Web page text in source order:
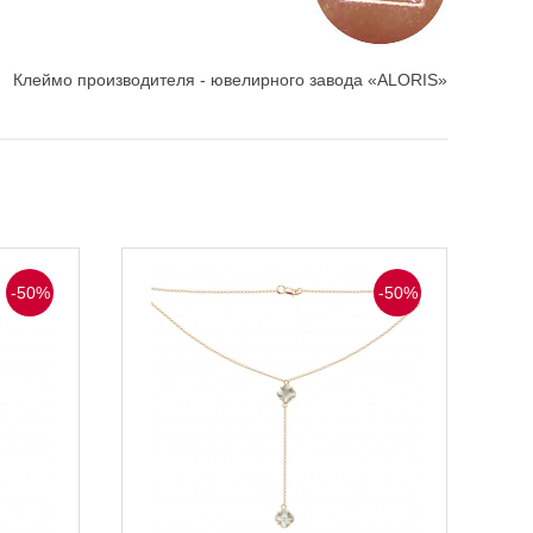
Клеймо производителя - ювелирного завода «ALORIS»
-50% -50%